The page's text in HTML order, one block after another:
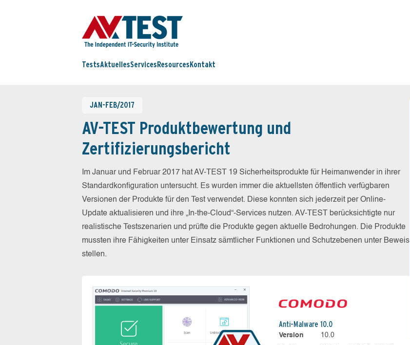
TestsAktuellesServices Resources Kontakt
JAN-FEB/2017
AV-TEST Produktbewertung und
Zertifizierungsbericht
Im Januar und Februar 2017 hat AV-TEST 19 Sicherheitsprodukte für Heimanwender in ihrer
Standardkonfiguration untersucht. Es wurden immer die aktuellsten öffentlich verfügbaren
Versionen der Produkte für den Test verwendet. Diese konnten sich jederzeit per Online-
Update aktualisieren und ihre „In-the-Cloud“-Services nutzen. AV-TEST berücksichtigte nur
realistische Testszenarien und prüfte die Produkte gegen aktuelle Bedrohungen. Die Produkte
mussten ihre Fähigkeiten unter Einsatz sämtlicher Funktionen und Schutzebenen unter Beweis
stellen.
Anti-Malware 10.0
Version
10.0